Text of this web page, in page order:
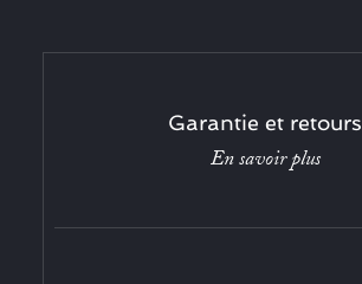
Garantie et retours
En savoir plus